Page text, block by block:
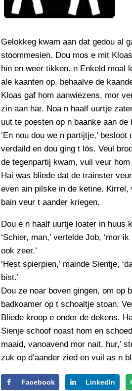
Gelokkeg kwam aan dat gedou al
stoommesien. Dou mos e mit
hin en weer tikken. n Enkeld moal
ale kaanten op, behaalve de
Kloas gaf hom aanwiezens, mor
zin aan har. Noa n haalf uurtje
uut te poesten op n baanke aan de
‘En nou dou we n partijtje,’
verdaild en dou ging t lös. Veul
de tegenpartij kwam, vuil veur
Hai was bliede dat de trainster
even ain pilske in de ketine.
bain veur t aander kriegen.
Dou e n haalf uurtje loater in huus
‘Schier, man,’ vertelde Job, ‘mor
ook zeer.’
‘Hest spierpien,’ mainde Sientje,
bist.’
Dou ze noar boven gingen, om op
badkoamer op t schoaltje stoan.
Bliede kroop e onder de dekens.
Sienje schoof noast hom en
maaid, vanoavend mor nait, hur,’
zuk op d’aander zied en vuil as n
Facebook LinkedIn